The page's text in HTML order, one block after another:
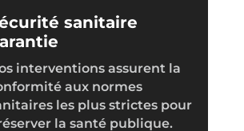
sanitaire
interventions assurent la
aux normes
les plus strictes pour
la santé publique.